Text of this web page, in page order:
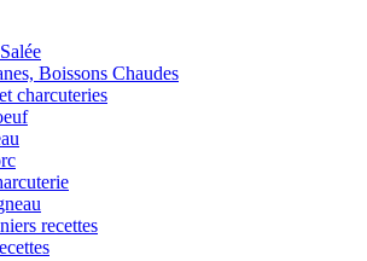
Boissons Chaudes
charcuteries
recettes